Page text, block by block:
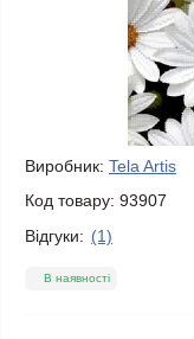
Виробник: Tela Artis
Код товару: 93907
Відгуки: (1)
В наявності